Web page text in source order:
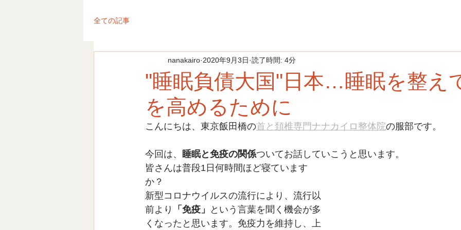
全ての記事
"睡眠負債大国"日本…睡眠を整え
を高めるために
nanakairo 2020年9月3日 読了時間: 4分
こんにちは、東京飯田橋の首と頚椎専門ナナカイロ整体院の服部です。
今回は、 睡眠と免疫の関係ついてお話していこうと思います。
皆さんは普段1日何時間ほど寝ています
か？
新型コロナウイルスの流行により、流行以
前より
「免疫」
という言葉を聞く機会が多
くなったと思います。免疫力を維持し、上